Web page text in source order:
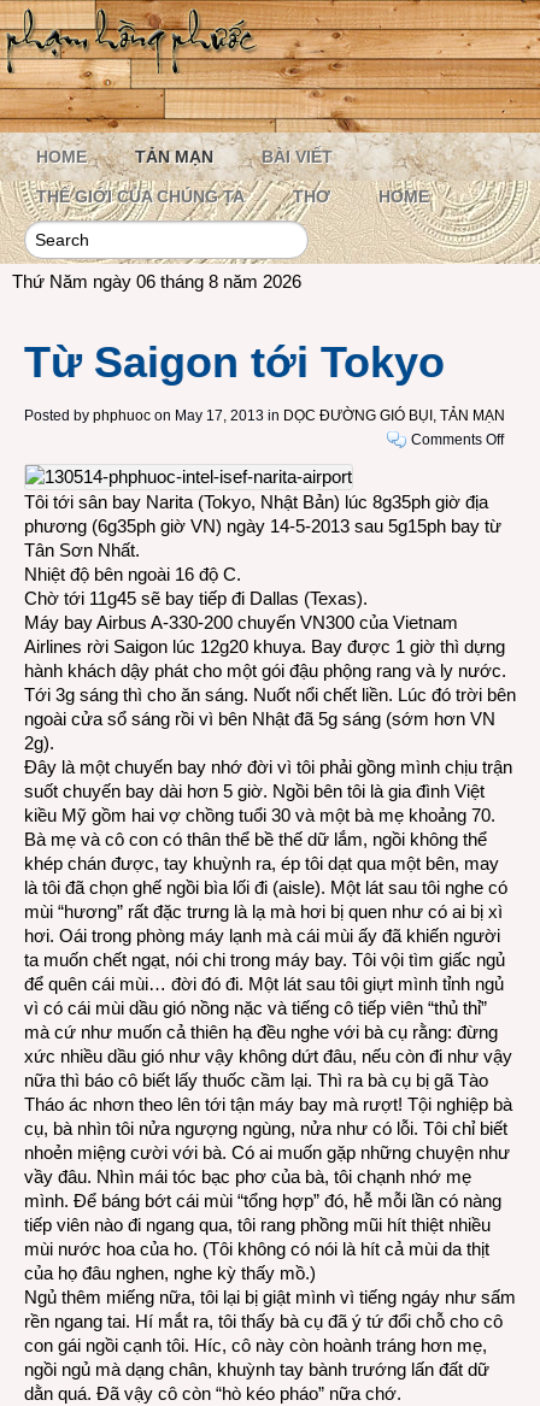
HOME TẢN MẠN BÀI VIẾT
THẾ GIỚI CỦA CHÚNG TA THƠ HOME
Thứ Năm ngày 06 tháng 8 năm 2026
Từ Saigon tới Tokyo
Posted by phphuoc on May 17, 2013 in DỌC ĐƯỜNG GIÓ BỤI , TẢN MẠN
Comments Offon
Tôi tới sân bay Narita (Tokyo, Nhật Bản) lúc 8g35ph giờ địa
phương (6g35ph giờ VN) ngày 14-5-2013 sau 5g15ph bay từ
Tân Sơn Nhất.
Nhiệt độ bên ngoài 16 độ C.
Chờ tới 11g45 sẽ bay tiếp đi Dallas (Texas).
Máy bay Airbus A-330-200 chuyến VN300 của Vietnam
Airlines rời Saigon lúc 12g20 khuya. Bay được 1 giờ thì dựng
hành khách dậy phát cho một gói đậu phộng rang và ly nước.
Tới 3g sáng thì cho ăn sáng. Nuốt nổi chết liền. Lúc đó trời bên
ngoài cửa sổ sáng rồi vì bên Nhật đã 5g sáng (sớm hơn VN
2g).
Đây là một chuyến bay nhớ đời vì tôi phải gồng mình chịu trận
suốt chuyến bay dài hơn 5 giờ. Ngồi bên tôi là gia đình Việt
kiều Mỹ gồm hai vợ chồng tuổi 30 và một bà mẹ khoảng 70.
Bà mẹ và cô con có thân thể bề thế dữ lắm, ngồi không thể
khép chán được, tay khuỳnh ra, ép tôi dạt qua một bên, may
là tôi đã chọn ghế ngồi bìa lối đi (aisle). Một lát sau tôi nghe có
mùi “hương” rất đặc trưng là lạ mà hơi bị quen như có ai bị xì
hơi. Oái trong phòng máy lạnh mà cái mùi ấy đã khiến người
ta muốn chết ngạt, nói chi trong máy bay. Tôi vội tìm giấc ngủ
để quên cái mùi… đời đó đi. Một lát sau tôi giựt mình tỉnh ngủ
vì có cái mùi dầu gió nồng nặc và tiếng cô tiếp viên “thủ thỉ”
mà cứ như muốn cả thiên hạ đều nghe với bà cụ rằng: đừng
xức nhiều dầu gió như vậy không dứt đâu, nếu còn đi như vậy
nữa thì báo cô biết lấy thuốc cầm lại. Thì ra bà cụ bị gã Tào
Tháo ác nhơn theo lên tới tận máy bay mà rượt! Tội nghiệp bà
cụ, bà nhìn tôi nửa ngượng ngùng, nửa như có lỗi. Tôi chỉ biết
nhoẻn miệng cười với bà. Có ai muốn gặp những chuyện như
vầy đâu. Nhìn mái tóc bạc phơ của bà, tôi chạnh nhớ mẹ
mình. Để báng bớt cái mùi “tổng hợp” đó, hễ mỗi lần có nàng
tiếp viên nào đi ngang qua, tôi rang phồng mũi hít thiệt nhiều
mùi nước hoa của ho. (Tôi không có nói là hít cả mùi da thịt
của họ đâu nghen, nghe kỳ thấy mồ.)
Ngủ thêm miếng nữa, tôi lại bị giật mình vì tiếng ngáy như sấm
rền ngang tai. Hí mắt ra, tôi thấy bà cụ đã ý tứ đổi chỗ cho cô
con gái ngồi cạnh tôi. Híc, cô này còn hoành tráng hơn mẹ,
ngồi ngủ mà dạng chân, khuỳnh tay bành trướng lấn đất dữ
dằn quá. Đã vậy cô còn “hò kéo pháo” nữa chớ.